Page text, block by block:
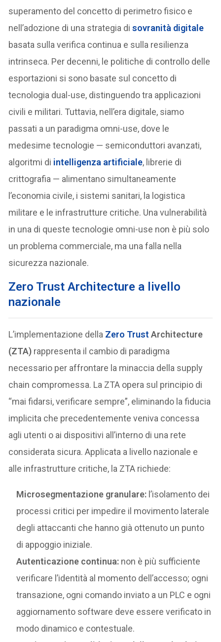
superamento del concetto di perimetro fisico e
nell’adozione di una strategia disovranità digitale
basata sulla verifica continua e sulla resilienza
intrinseca. Per decenni, le politiche di controllo delle
esportazioni si sono basate sul concetto di
tecnologia dual-use, distinguendo tra applicazioni
civili e militari. Tuttavia, nell’era digitale, siamo
passati a un paradigma omni-use, dove le
medesime tecnologie — semiconduttori avanzati,
algoritmi di intelligenza artificiale, librerie di
crittografia — alimentano simultaneamente
l’economia civile, i sistemi sanitari, la logistica
militare e le infrastrutture critiche. Una vulnerabilità
in una di queste tecnologie omni-use non è più solo
un problema commerciale, ma una falla nella
sicurezza nazionale.
Zero Trust Architecture a livello
nazionale
L’implementazione della Zero Trust Architecture
(ZTA) rappresenta il cambio di paradigma
necessario per affrontare la minaccia della supply
chain compromessa. La ZTA opera sul principio di
“mai fidarsi, verificare sempre”, eliminando la fiducia
implicita che precedentemente veniva concessa
agli utenti o ai dispositivi all’interno di una rete
considerata sicura. Applicata a livello nazionale e
alle infrastrutture critiche, la ZTA richiede:
Microsegmentazione granulare: l’isolamento dei
processi critici per impedire il movimento laterale
degli attaccanti che hanno già ottenuto un punto
di appoggio iniziale.
Autenticazione continua: non è più sufficiente
verificare l’identità al momento dell’accesso; ogni
transazione, ogni comando inviato a un PLC e ogni
aggiornamento software deve essere verificato in
modo dinamico e contestuale.